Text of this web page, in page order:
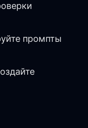
промпты